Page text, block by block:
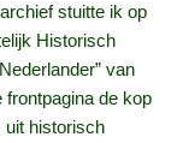
stuitte ik op
Historisch
van
frontpagina de kop
uit historisch